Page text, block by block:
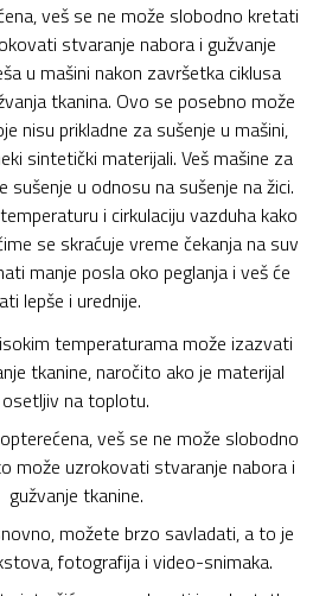
veš se ne može slobodno kretati
stvaranje nabora i gužvanje
u mašini nakon završetka ciklusa
tkanina. Ovo se posebno može
nisu prikladne za sušenje u mašini,
sintetički materijali. Veš mašine za
sušenje u odnosu na sušenje na žici.
i cirkulaciju vazduha kako
se skraćuje vreme čekanja na suv
manje posla oko peglanja i veš će
lepše i urednije.
temperaturama može izazvati
tkanine, naročito ako je materijal
osetljiv na toplotu.
veš se ne može slobodno
može uzrokovati stvaranje nabora i
gužvanje tkanine.
možete brzo savladati, a to je
fotografija i video-snimaka.